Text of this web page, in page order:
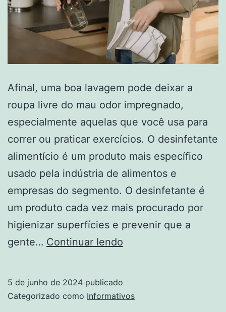
Afinal, uma boa lavagem pode deixar a
roupa livre do mau odor impregnado,
especialmente aquelas que você usa para
correr ou praticar exercícios. O desinfetante
alimentício é um produto mais específico
usado pela indústria de alimentos e
empresas do segmento. O desinfetante é
um produto cada vez mais procurado por
higienizar superfícies e prevenir que a
gente… Continuar lendo
para
5 de junho de 2024 publicado
Categorizado como Informativos